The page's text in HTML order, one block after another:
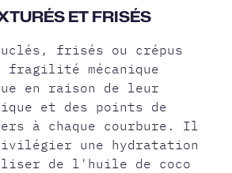
ET FRISÉS
frisés ou crépus
fragilité mécanique
en raison de leur
et des points de
à chaque courbure. Il
une hydratation
de l'huile de coco